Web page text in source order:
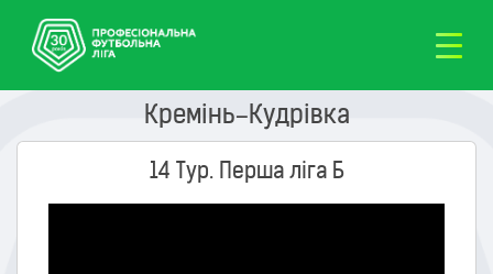
Кремінь–Кудрівка
14 Тур. Перша ліга Б